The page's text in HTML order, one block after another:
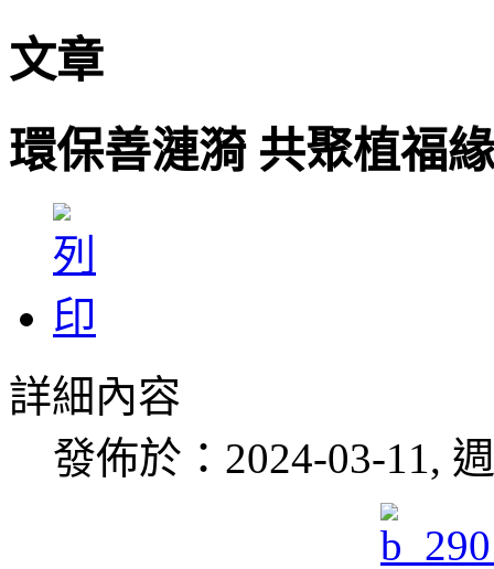
文章
環保善漣漪 共聚植福緣
詳細內容
發佈於：2024-03-11,